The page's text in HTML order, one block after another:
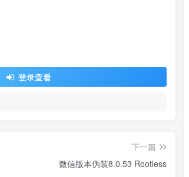
登录查看
下一篇
微信版本伪装8.0.53 Rootless